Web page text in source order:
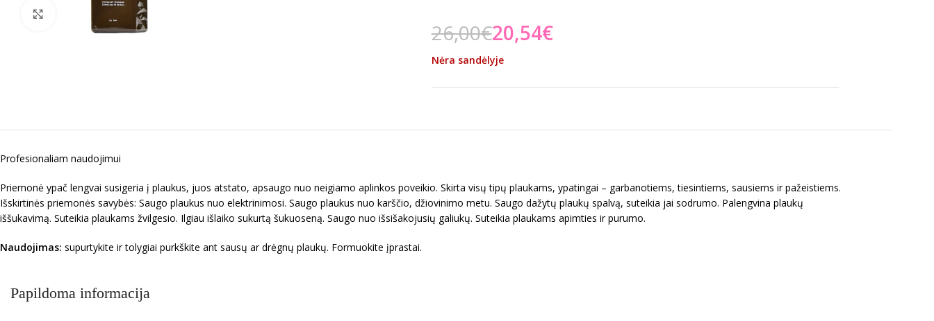
Spustelėkite norėdami padidinti
26,00€20,54€
Nėra sandėlyje
Profesionaliam naudojimui
Priemonė ypač lengvai susigeria į plaukus, juos atstato, apsaugo nuo neigiamo aplinkos poveikio. Skirta visų tipų plaukams, ypatingai – garbanotiems, tiesintiems, sausiems ir pažeistiems.
Išskirtinės priemonės savybės: Saugo plaukus nuo elektrinimosi. Saugo plaukus nuo karščio, džiovinimo metu. Saugo dažytų plaukų spalvą, suteikia jai sodrumo. Palengvina plaukų
iššukavimą. Suteikia plaukams žvilgesio. Ilgiau išlaiko sukurtą šukuoseną. Saugo nuo išsišakojusių galiukų. Suteikia plaukams apimties ir purumo.
Naudojimas: supurtykite ir tolygiai purkškite ant sausų ar drėgnų plaukų. Formuokite įprastai.
Papildoma informacija